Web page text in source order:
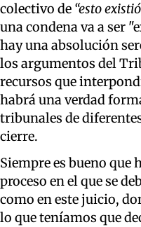
colectivo de “esto
una condena va a ser
hay una absolución
los argumentos del
recursos que
habrá una verdad
tribunales de
cierre.
Siempre es bueno que
proceso en el que se
como en este juicio,
lo que teníamos que